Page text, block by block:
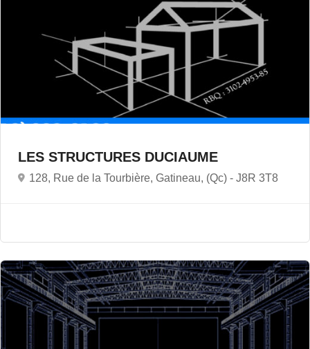
LES STRUCTURES DUCIAUME
128, Rue de la Tourbière, Gatineau, (Qc) - J8R 3T8